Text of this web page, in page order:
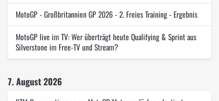
MotoGP - Großbritannien GP 2026 - 2. Freies Training - Ergebnis
MotoGP live im TV: Wer überträgt heute Qualifying & Sprint aus
Silverstone im Free-TV und Stream?
7. August 2026